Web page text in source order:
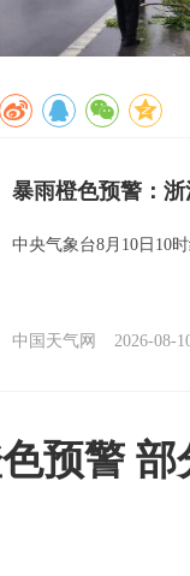
暴雨橙色预警：
中央气象台8月10日10
中国天气网 2026-08-
预警